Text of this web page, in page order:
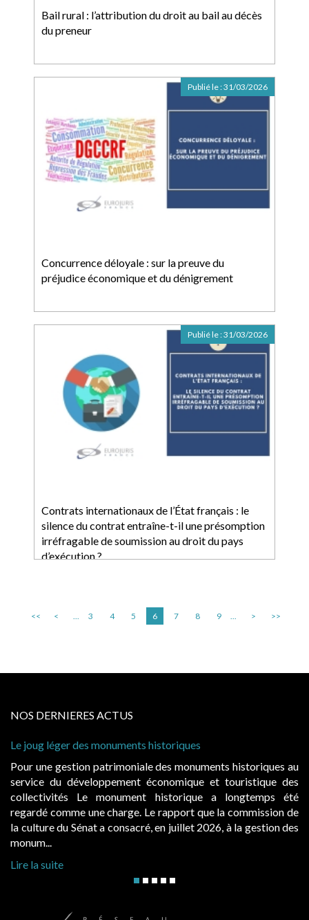
Bail rural : l’attribution du droit au bail au décès
du preneur
Concurrence déloyale : sur la preuve du
préjudice économique et du dénigrement
Publié le :31/03/2026
Contrats internationaux de l’État français : le
silence du contrat entraîne-t-il une présomption
irréfragable de soumission au droit du pays
d’exécution ?
Publié le :31/03/2026
<< < ... 3 4 5 6 7 8 9 ... > >>
NOS DERNIERES ACTUS
des monuments historiques
patrimoniale des monuments historiques au
économique et touristique des
Le monument historique a longtemps été
une charge. Le rapport que la commission de
a consacré, en juillet 2026, à la gestion des
Evocatrices
également un
public, elles
d’occupation.